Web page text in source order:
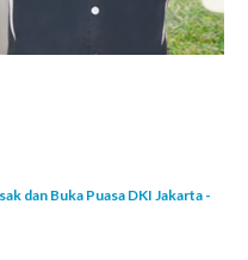
dan Buka Puasa DKI Jakarta -